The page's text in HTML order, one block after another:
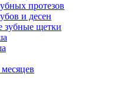
протезов
и десен
зубные щетки